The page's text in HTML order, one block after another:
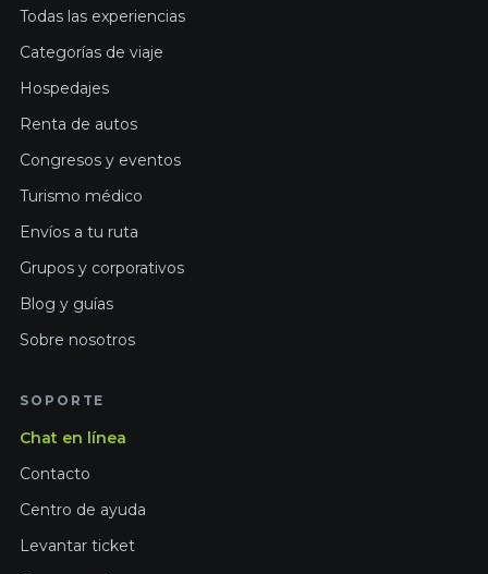
Todas las experiencias
Categorías de viaje
Hospedajes
Renta de autos
Congresos y eventos
Turismo médico
Envíos a tu ruta
Grupos y corporativos
Blog y guías
Sobre nosotros
SOPORTE
Chat en línea
Contacto
Centro de ayuda
Levantar ticket